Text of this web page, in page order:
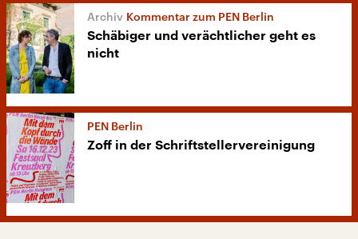
Kommentar zum PEN Berlin
Schäbiger und verächtlicher geht es
nicht
PEN Berlin
Zoff in der Schriftstellervereinigung